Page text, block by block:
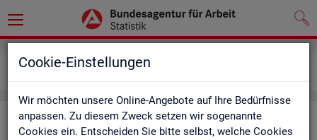
Cookie-Einstellungen
Wir möchten unsere Online-Angebote auf Ihre Bedürfnisse
anpassen. Zu diesem Zweck setzen wir sogenannte
Cookies ein. Entscheiden Sie bitte selbst, welche Cookies
Kenn­zah­len­steck­brie­fe